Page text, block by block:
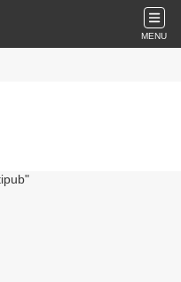
MENU